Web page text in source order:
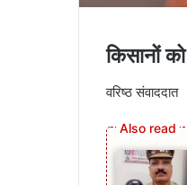
किसानों
वरिष्ठ संवाददात